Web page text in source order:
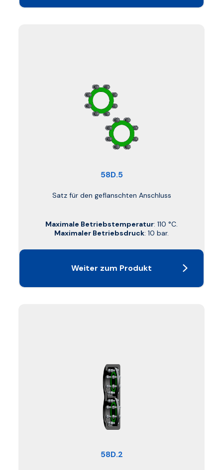
58D.5
Satz für den geflanschten Anschluss
Maximale Betriebstemperatur: 110 °C.
Maximaler Betriebsdruck: 10 bar.
Weiter zum Produkt
58D.2